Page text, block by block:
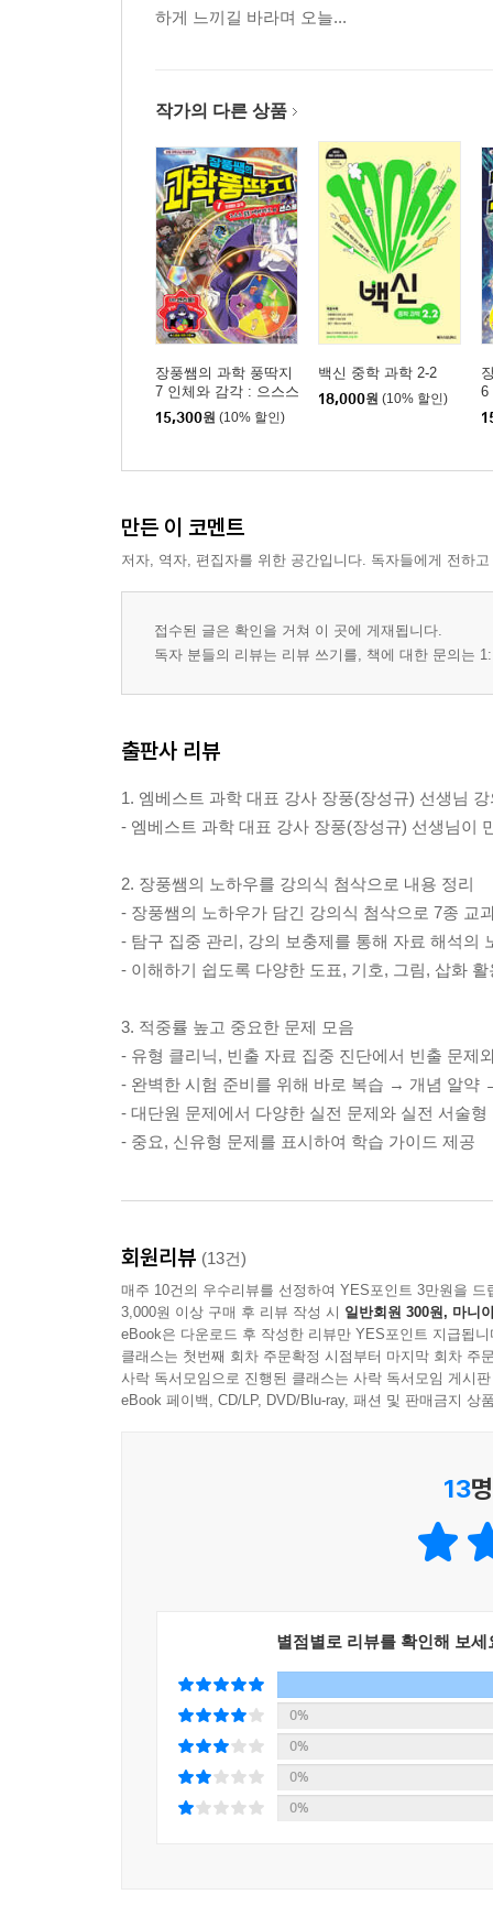
하게 느끼길 바라며 오늘...
작가의 다른 상품
장풍쌤의 과학 풍딱지
7 인체와 감각 : 으스스
공포 테마파크와 센스
15,300원 (10% 할인)
백신 중학 과학 2-2
18,000원 (10% 할인)
6
만든 이 코멘트
저자, 역자, 편집자를 위한 공간입니다. 독자들에게 전하
접수된 글은 확인을 거쳐 이 곳에 게재됩니다.
독자 분들의 리뷰는 리뷰 쓰기를, 책에 대한 문의는
출판사 리뷰
1. 엠베스트 과학 대표 강사 장풍(장성규) 선생님
- 엠베스트 과학 대표 강사 장풍(장성규) 선생님이
2. 장풍쌤의 노하우를 강의식 첨삭으로 내용 정리
- 장풍쌤의 노하우가 담긴 강의식 첨삭으로 7종 교
- 탐구 집중 관리, 강의 보충제를 통해 자료 해석의
- 이해하기 쉽도록 다양한 도표, 기호, 그림, 삽화 활
3. 적중률 높고 중요한 문제 모음
- 유형 클리닉, 빈출 자료 집중 진단에서 빈출 문제
- 완벽한 시험 준비를 위해 바로 복습 → 개념 알
- 대단원 문제에서 다양한 실전 문제와 실전 서술형
- 중요, 신유형 문제를 표시하여 학습 가이드 제공
회원리뷰 (13건)
매주 10건의 우수리뷰를 선정하여 YES포인트 3만원을 드
3,000원 이상 구매 후 리뷰 작성 시 일반회원 300원, 마니
eBook은 다운로드 후 작성한 리뷰만 YES포인트 지급됩니
클래스는 첫번째 회차 주문확정 시점부터 마지막 회차 주
사락 독서모임으로 진행된 클래스는 사락 독서모임 게시
eBook 페이백, CD/LP, DVD/Blu-ray, 패션 및 판매금지 상
13
별점별로 리뷰를 확인해 보세
0%
0%
0%
0%